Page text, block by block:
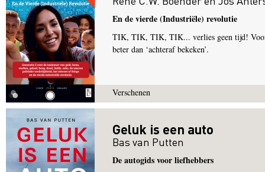
En de vierde (Industriële) revolutie
TIK, TIK, TIK, TIK... verlies geen tijd! Voor
beter dan ‘achteraf bekeken’.
Verschenen
Geluk is een auto
Bas van Putten
De autogids voor liefhebbers